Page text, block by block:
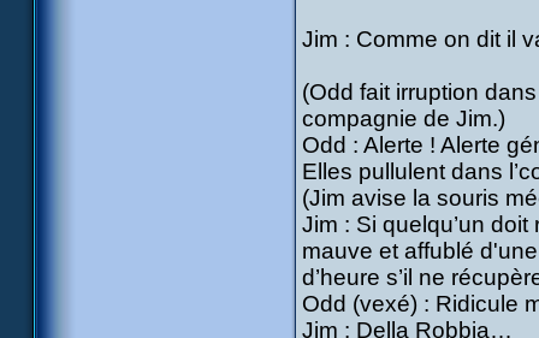
Jim : Comme on dit il
(Odd fait irruption
compagnie de Jim.)
Odd : Alerte ! Alerte
Elles pullulent dans
(Jim avise la souris
Jim : Si quelqu’un
mauve et affublé
d’heure s’il ne
Odd (vexé) : Ridicule
Jim : Della Robbia…